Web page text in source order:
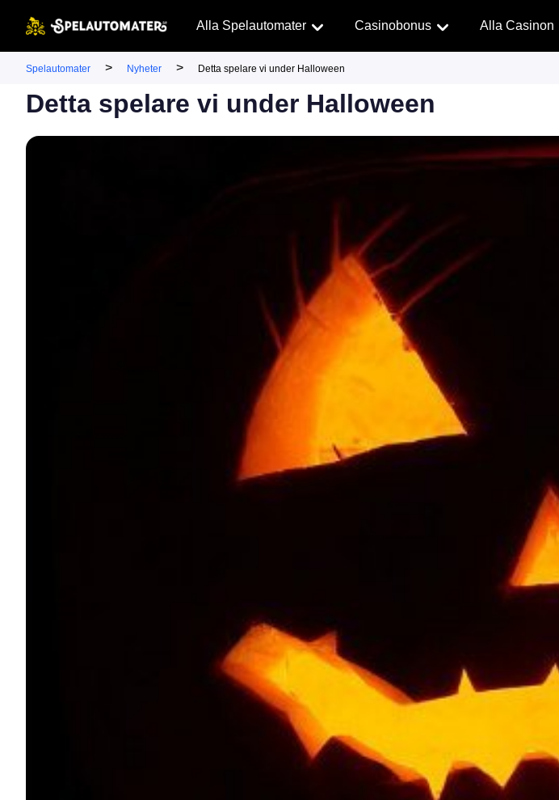
Alla Spelautomater Casinobonus Alla Casinon
Spelautomater > Nyheter > Detta spelare vi under Halloween
Detta spelare vi under Halloween